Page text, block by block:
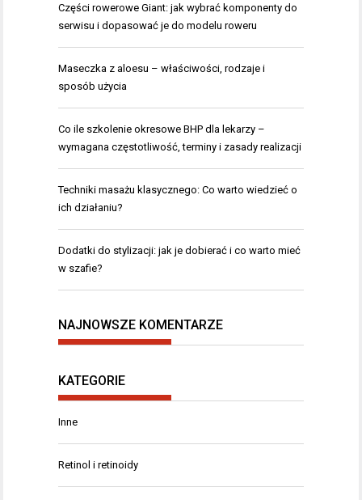
Części rowerowe Giant: jak wybrać komponenty do
serwisu i dopasować je do modelu roweru
Maseczka z aloesu – właściwości, rodzaje i
sposób użycia
Co ile szkolenie okresowe BHP dla lekarzy –
wymagana częstotliwość, terminy i zasady realizacji
Techniki masażu klasycznego: Co warto wiedzieć o
ich działaniu?
Dodatki do stylizacji: jak je dobierać i co warto mieć
w szafie?
NAJNOWSZE KOMENTARZE
KATEGORIE
Inne
Retinol i retinoidy